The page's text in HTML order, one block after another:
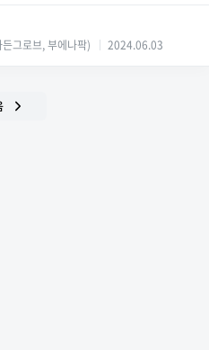
그로브, 부에나팍) 2024.06.03